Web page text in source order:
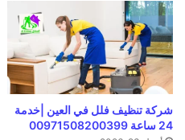
شركة تنظيف فلل في العين |خدمة
24 ساعة 00971508200399